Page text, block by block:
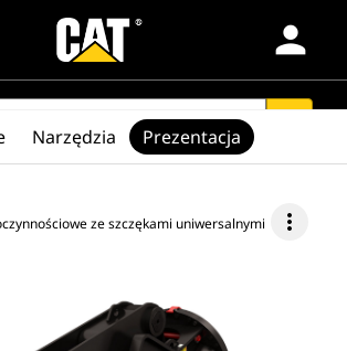
person
ze szczękami uniwersalnymi more_vert
Narzędzia Prezentacja